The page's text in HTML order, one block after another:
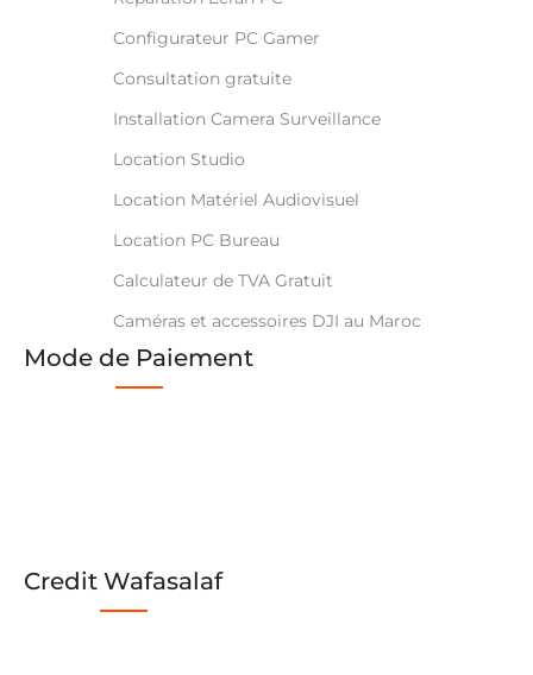
Configurateur PC Gamer
Consultation gratuite
Installation Camera Surveillance
Location Studio
Location Matériel Audiovisuel
Location PC Bureau
Calculateur de TVA Gratuit
Caméras et accessoires DJI au Maroc
Mode de Paiement
Credit Wafasalaf